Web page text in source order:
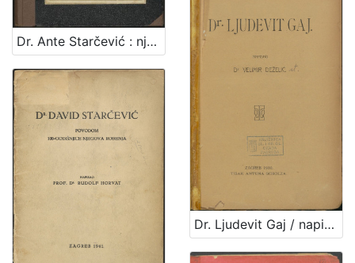
Dr. Ante Starčević : njegov život i njegova djela / Kerubin Šegvić
Dr. Ljudevit Gaj / napisao Velimir Deželić